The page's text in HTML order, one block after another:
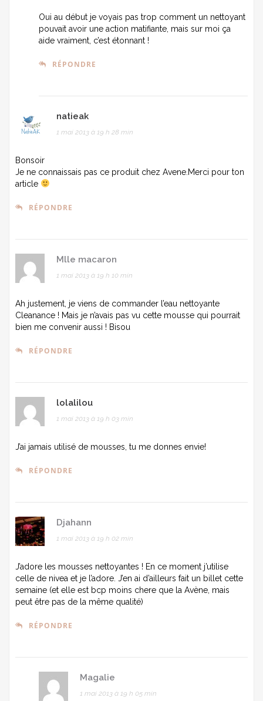
Oui au début je voyais pas trop comment un nettoyant
pouvait avoir une action matifiante, mais sur moi ça
aide vraiment, c’est étonnant !
RÉPONDRE
natieak
1 mai 2013 à 19 h 28 min
Bonsoir
Je ne connaissais pas ce produit chez Avene.Merci pour ton
article
RÉPONDRE
Mlle macaron
1 mai 2013 à 19 h 10 min
Ah justement, je viens de commander l’eau nettoyante
Cleanance ! Mais je n’avais pas vu cette mousse qui pourrait
bien me convenir aussi ! Bisou
RÉPONDRE
lolalilou
1 mai 2013 à 19 h 03 min
J’ai jamais utilisé de mousses, tu me donnes envie!
RÉPONDRE
Djahann
1 mai 2013 à 19 h 02 min
J’adore les mousses nettoyantes ! En ce moment j’utilise
celle de nivea et je l’adore. J’en ai d’ailleurs fait un billet cette
semaine (et elle est bcp moins chere que la Avène, mais
peut être pas de la même qualité)
RÉPONDRE
Magalie
1 mai 2013 à 19 h 05 min